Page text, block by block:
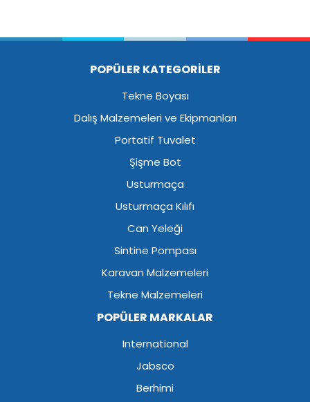
POPÜLER KATEGORİLER
Tekne Boyası
Dalış Malzemeleri ve Ekipmanları
Portatif Tuvalet
Şişme Bot
Usturmaça
Usturmaça Kılıfı
Can Yeleği
Sintine Pompası
Karavan Malzemeleri
Tekne Malzemeleri
POPÜLER MARKALAR
International
Jabsco
Berhimi